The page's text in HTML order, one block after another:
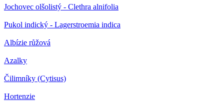
Jochovec olšolistý - Clethra alnifolia
Pukol indický - Lagerstroemia indica
Albízie růžová
Azalky
Čilimníky (Cytisus)
Hortenzie